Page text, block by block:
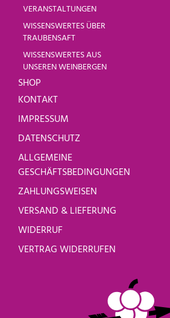
VERANSTALTUNGEN
WISSENSWERTES ÜBER
TRAUBENSAFT
WISSENSWERTES AUS
UNSEREN WEINBERGEN
SHOP
KONTAKT
IMPRESSUM
DATENSCHUTZ
ALLGEMEINE
GESCHÄFTSBEDINGUNGEN
ZAHLUNGSWEISEN
VERSAND & LIEFERUNG
WIDERRUF
VERTRAG WIDERRUFEN